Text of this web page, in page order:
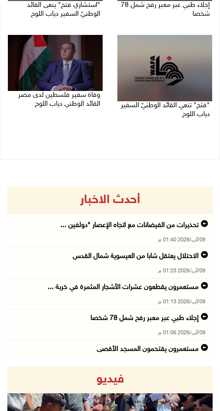
إجلاء طبي عبر معبر رفح شمل 78
شخصا
"استشاري فتح" ينعى القائد
الوطنيّ السفير دياب اللوح
"فتح" تنعي القائد الوطنيّ السفير
دياب اللوح
وفاة سفير فلسطين لدى مصر
القائد الوطني دياب اللوح
أحدث الاخبار
تحذيرات من الفيضانات مع اتجاه الإعصار "دولفين ...
09/آب/2026 01:40 م
الاحتلال يعتقل شابا من العيسوية شمال القدس
09/آب/2026 01:23 م
مستعمرون يقطعون عشرات الأشجار المثمرة في خربة ...
09/آب/2026 01:13 م
إجلاء طبي عبر معبر رفح شمل 78 شخصا
09/آب/2026 01:06 م
مستعمرون يقتحمون المسجد الأقصى
مصر تنعى القائد الوطني دياب اللوح
09/آب/2026 12:27 م
فيديو